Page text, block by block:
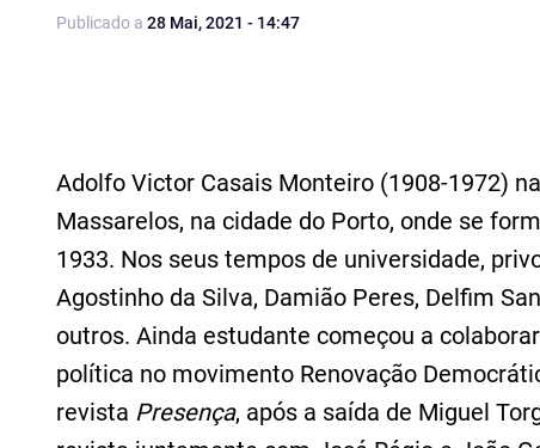
Publicado a 28 Mai, 2021 - 14:47
Adolfo Victor Casais Monteiro (1908-1972)
Massarelos, na cidade do Porto, onde se
1933. Nos seus tempos de universidade,
Agostinho da Silva, Damião Peres, Delfim
outros. Ainda estudante começou a
política no movimento Renovação
revista Presença, após a saída de Miguel